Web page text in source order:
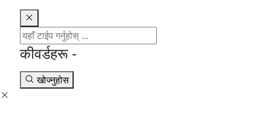
कीवर्डहरू -
खोज्नुहोस